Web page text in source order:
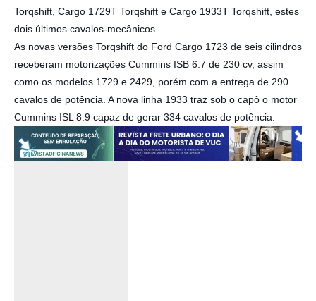
Torqshift, Cargo 1729T Torqshift e Cargo 1933T Torqshift, estes
dois últimos cavalos-mecânicos.
As novas versões Torqshift do Ford Cargo 1723 de seis cilindros
receberam motorizações Cummins ISB 6.7 de 230 cv, assim
como os modelos 1729 e 2429, porém com a entrega de 290
cavalos de potência. A nova linha 1933 traz sob o capô o motor
Cummins ISL 8.9 capaz de gerar 334 cavalos de potência.